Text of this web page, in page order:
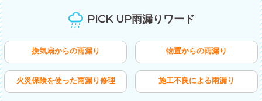
PICK UP雨漏りワード
換気扇からの雨漏り 物置からの雨漏り
火災保険を使った雨漏り修理 施工不良による雨漏り